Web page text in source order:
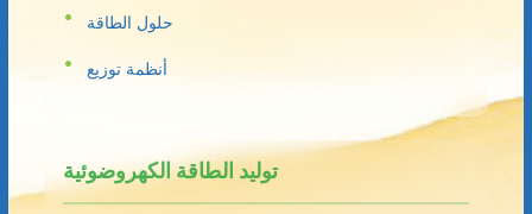
حلول الطاقة
أنظمة توزيع
توليد الطاقة الكهروضوئية